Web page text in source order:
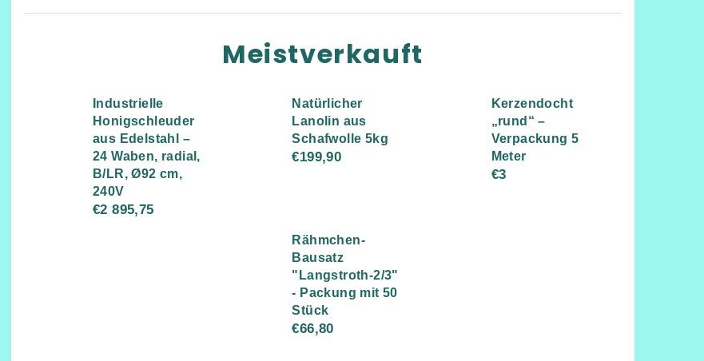
Meistverkauft
Industrielle
Honigschleuder
aus Edelstahl –
24 Waben, radial,
B/LR, Ø92 cm,
240V
€2 895,75
Natürlicher
Lanolin aus
Schafwolle 5kg
€199,90
Kerzendocht
„rund“ –
Verpackung 5
Meter
€3
Rähmchen-
Bausatz
"Langstroth-2/3"
- Packung mit 50
Stück
€66,80